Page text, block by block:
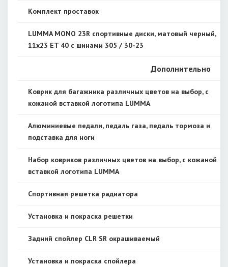
Комплект проставок
LUMMA MONO 23R спортивные диски, матовый черный,
11x23 ET 40 с шинами 305 / 30-23
Дополнительно
Коврик для багажника различных цветов на выбор, с
кожаной вставкой логотипа LUMMA
Алюминиевые педали, педаль газа, педаль тормоза и
подставка для ноги
Набор ковриков различных цветов на выбор, с кожаной
вставкой логотипа LUMMA
Спортивная решетка радиатора
Установка и покраска решетки
Задний спойлер CLR SR окрашиваемый
Установка и покраска спойлера